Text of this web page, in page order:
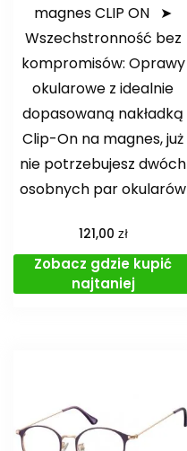
magnes CLIP ON ➤
Wszechstronność bez
kompromisów: Oprawy
okularowe z idealnie
dopasowaną nakładką
Clip-On na magnes, już
nie potrzebujesz dwóch
osobnych par okularów
121,00 zł
Zobacz gdzie kupić
najtaniej